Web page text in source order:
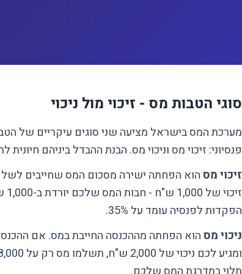
סוגי הטבות מס - זיכוי מול ניכוי
מערכת המס בישראל מציעה שני סוגים עיקריים של
פנסיוני: זיכוי מס וניכוי מס. הבנת ההבדל ביניהם חיונית
זיכוי מסהוא הפחתה ישירה מסכום המס שחייבים
הפקדות לפנסיה עומד על 35%.
ניכוי מס